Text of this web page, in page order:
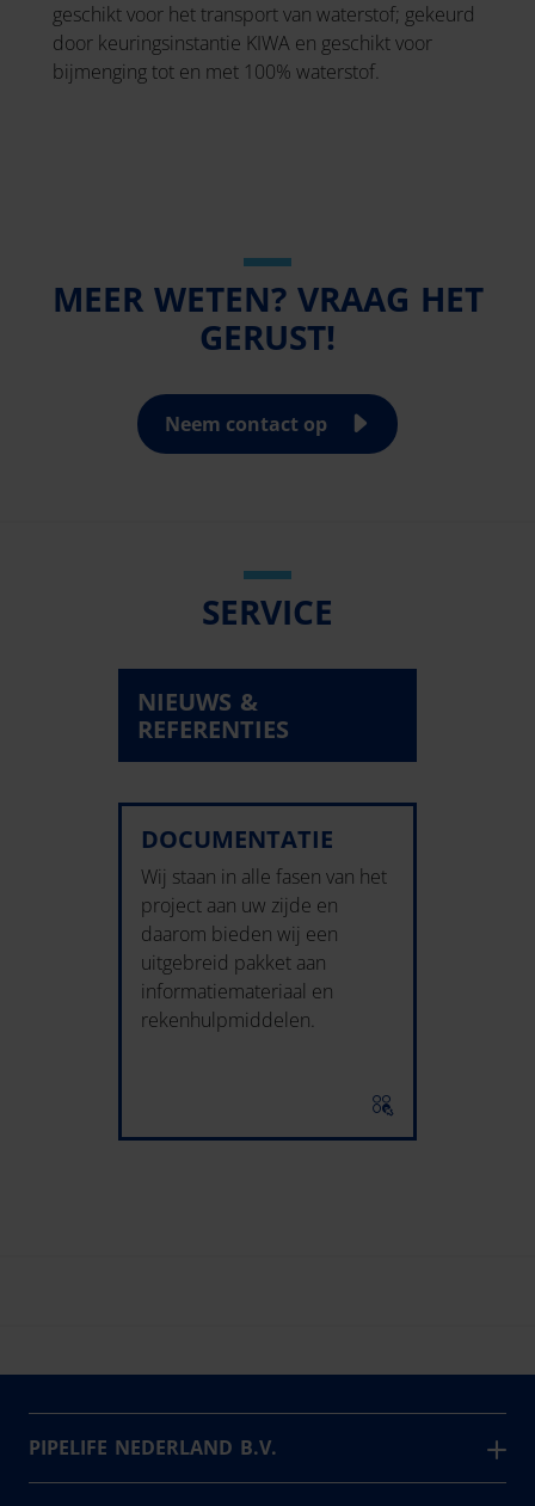
geschikt voor het transport van waterstof; gekeurd
door keuringsinstantie KIWA en geschikt voor
bijmenging tot en met 100% waterstof.
MEER WETEN? VRAAG HET
GERUST!
Neem contact op
SERVICE
NIEUWS &
REFERENTIES
DOCUMENTATIE
Wij staan in alle fasen van het
project aan uw zijde en
daarom bieden wij een
uitgebreid pakket aan
informatiemateriaal en
rekenhulpmiddelen.
PIPELIFE NEDERLAND B.V.
Pipelife is één van de grootste producenten van